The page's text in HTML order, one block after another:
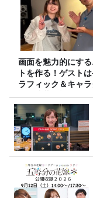
画面を魅力的にす
トを作る！ゲスト
ラフィック＆キャ
攻の遠藤里桜さん！